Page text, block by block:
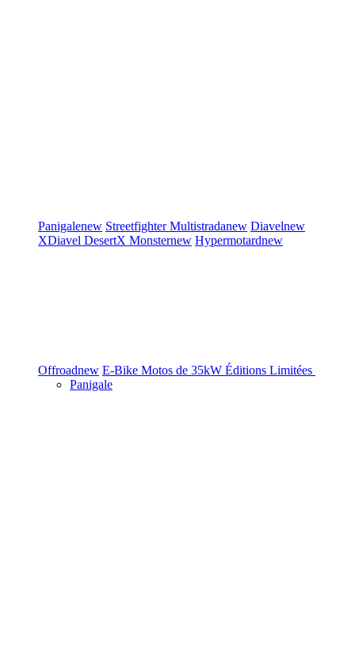
Panigalenew StreetfighterMultistradanew Diavelnew
XDiavel DesertX Monsternew Hypermotardnew
Offroadnew E-Bike Motos de 35kW Éditions Limitées
Panigale